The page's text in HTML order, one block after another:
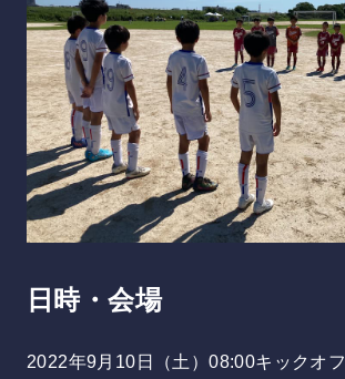
日時・会場
2022年9月10日（土）08:00キックオフ